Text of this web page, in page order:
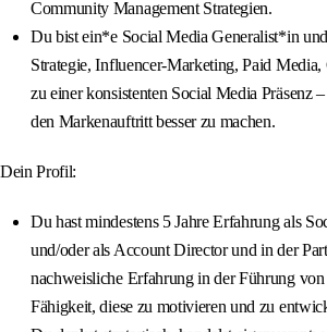
Community Management Strategien.
Du bist ein*e Social Media Generalist*in
Strategie, Influencer-Marketing, Paid
zu einer konsistenten Social Media Präsenz
den Markenauftritt besser zu machen.
Dein Profil:
Du hast mindestens 5 Jahre Erfahrung als
und/oder als Account Director und in der
nachweisliche Erfahrung in der Führung von
Fähigkeit, diese zu motivieren und zu